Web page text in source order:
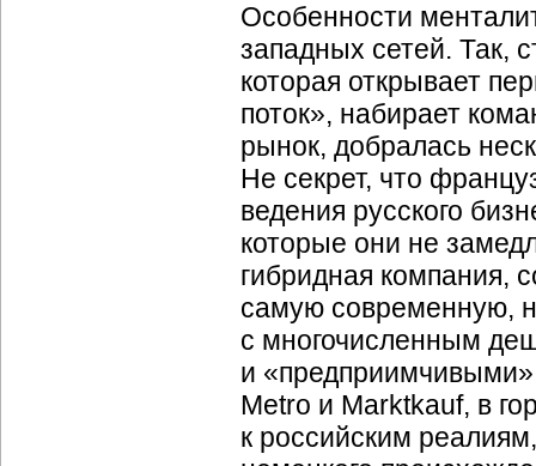
Особенности
западных сетей. Так,
которая открывает
поток», набирает
рынок, добралась
Не секрет, что
ведения русского
которые они не
гибридная компания,
самую современную,
с многочисленным
и
Metro и Marktkauf, в
к российским